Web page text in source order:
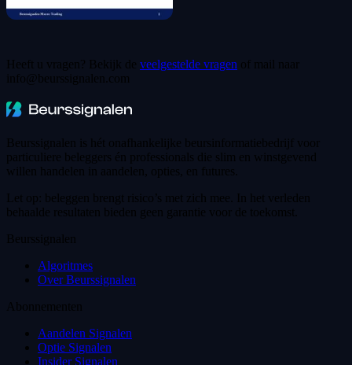
Heeft u vragen? Bekijk de veelgestelde vragen of mail naar
info@beurssignalen.com
Beurssignalen is hét onafhankelijke beursinformatiebedrijf voor
particuliere beleggers én professionals die slim en winstgevend
willen handelen in aandelen, opties, en futures.
Let op: beleggen brengt risico’s met zich mee. In het verleden
behaalde resultaten bieden geen garantie voor de toekomst.
Beurssignalen
Algoritmes
Over Beurssignalen
Abonnementen
Aandelen Signalen
Optie Signalen
Insider Signalen